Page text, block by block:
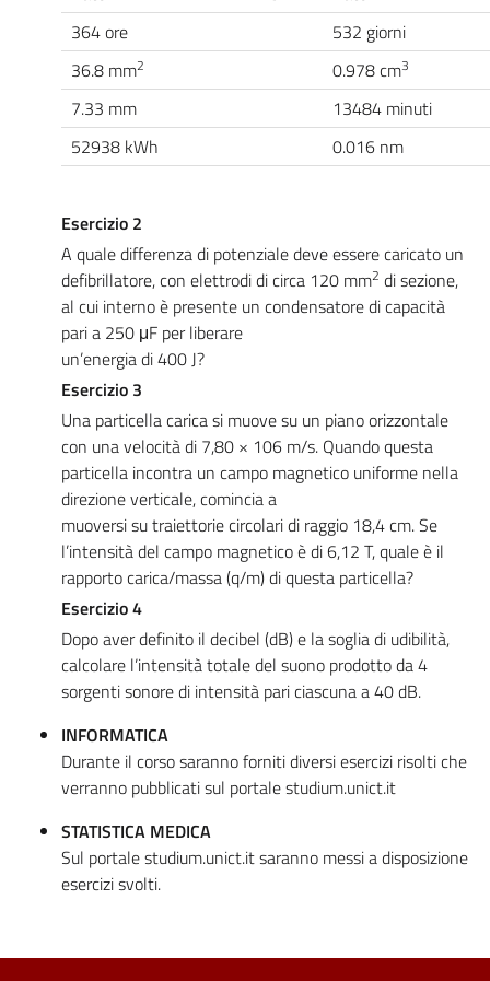
364 ore
532 giorni
36.8 mm2 0.978 cm3
7.33 mm
13484 minuti
52938 kWh
0.016 nm
Esercizio 2
A quale differenza di potenziale deve essere caricato un
defibrillatore, con elettrodi di circa 120 mm2 di sezione,
al cui interno è presente un condensatore di capacità
pari a 250 μF per liberare
un’energia di 400 J?
Esercizio 3
Una particella carica si muove su un piano orizzontale
con una velocità di 7,80 × 106 m/s. Quando questa
particella incontra un campo magnetico uniforme nella
direzione verticale, comincia a
muoversi su traiettorie circolari di raggio 18,4 cm. Se
l’intensità del campo magnetico è di 6,12 T, quale è il
rapporto carica/massa (q/m) di questa particella?
Esercizio 4
Dopo aver definito il decibel (dB) e la soglia di udibilità,
calcolare l’intensità totale del suono prodotto da 4
sorgenti sonore di intensità pari ciascuna a 40 dB.
INFORMATICA
Durante il corso saranno forniti diversi esercizi risolti che
verranno pubblicati sul portale studium.unict.it
STATISTICA MEDICA
Sul portale studium.unict.it saranno messi a disposizione
esercizi svolti.